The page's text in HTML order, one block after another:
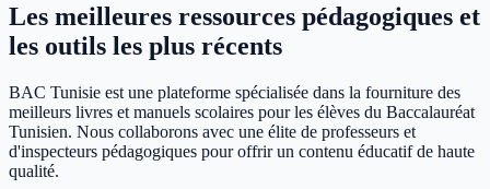
Les meilleures ressources pédagogiques et
les outils les plus récents
BAC Tunisie est une plateforme spécialisée dans la fourniture des
meilleurs livres et manuels scolaires pour les élèves du Baccalauréat
Tunisien. Nous collaborons avec une élite de professeurs et
d'inspecteurs pédagogiques pour offrir un contenu éducatif de haute
qualité.